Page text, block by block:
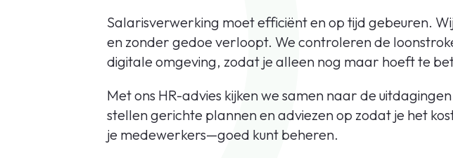
Salarisverwerking moet efficiënt en op tijd gebeuren.
en zonder gedoe verloopt. We controleren de
digitale omgeving, zodat je alleen nog maar hoeft te
Met ons HR-advies kijken we samen naar de
stellen gerichte plannen en adviezen op zodat je het
je medewerkers—goed kunt beheren.